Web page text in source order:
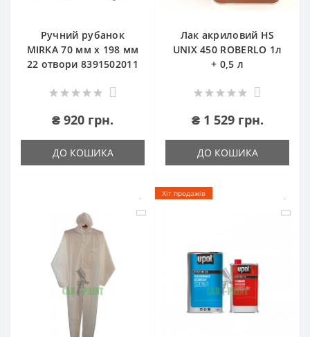
Ручний рубанок
MIRKA 70 мм x 198 мм
22 отвори 8391502011
0
₴ 920 грн.
ДО КОШИКА
Лак акриловий HS
UNIX 450 ROBERLO 1л
+ 0,5 л
0
₴ 1 529 грн.
ДО КОШИКА
Хіт продажів